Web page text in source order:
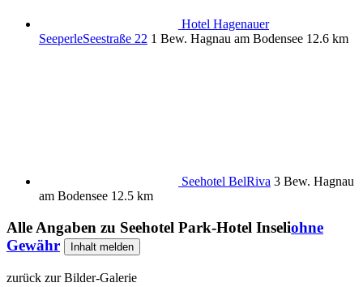
Hotel Hagenauer
SeeperleSeestraße 22 1 Bew. Hagnau am Bodensee 12.6 km
Seehotel BelRiva 3 Bew. Hagnau
am Bodensee 12.5 km
Alle Angaben zu Seehotel Park-Hotel Inseliohne
Gewähr
Inhalt melden
zurück zur Bilder-Galerie